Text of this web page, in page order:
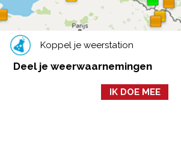
Koppel je weerstation
Deel je weerwaarnemingen
IK DOE MEE